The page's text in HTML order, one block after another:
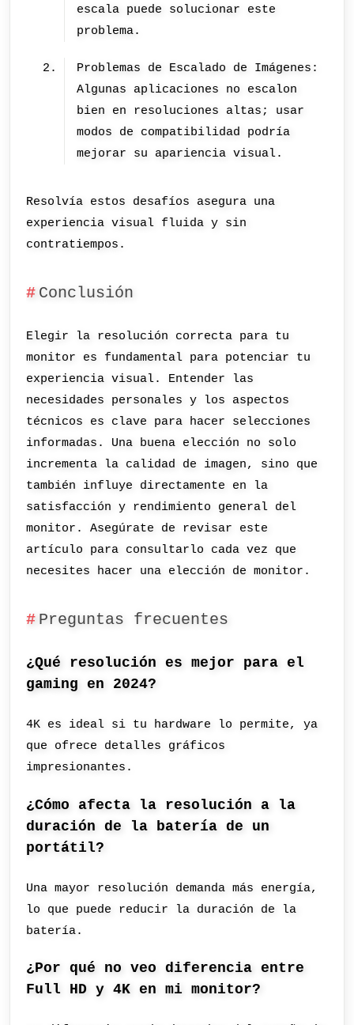
escala puede solucionar este
problema.
Problemas de Escalado de Imágenes:
Algunas aplicaciones no escalon
bien en resoluciones altas; usar
modos de compatibilidad podría
mejorar su apariencia visual.
Resolvía estos desafíos asegura una
experiencia visual fluida y sin
contratiempos.
Conclusión
Elegir la resolución correcta para tu
monitor es fundamental para potenciar tu
experiencia visual. Entender las
necesidades personales y los aspectos
técnicos es clave para hacer selecciones
informadas. Una buena elección no solo
incrementa la calidad de imagen, sino que
también influye directamente en la
satisfacción y rendimiento general del
monitor. Asegúrate de revisar este
artículo para consultarlo cada vez que
necesites hacer una elección de monitor.
Preguntas frecuentes
¿Qué resolución es mejor para el
gaming en 2024?
4K es ideal si tu hardware lo permite, ya
que ofrece detalles gráficos
impresionantes.
¿Cómo afecta la resolución a la
duración de la batería de un
portátil?
Una mayor resolución demanda más energía,
lo que puede reducir la duración de la
batería.
¿Por qué no veo diferencia entre
Full HD y 4K en mi monitor?